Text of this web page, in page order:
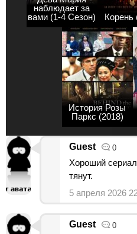
наблюдает за
вами (1-4 Сезон)
Корень
История Розы
Паркс (2018)
Guest 0
Хороший
тянут.
5 апреля 2026
Guest 0